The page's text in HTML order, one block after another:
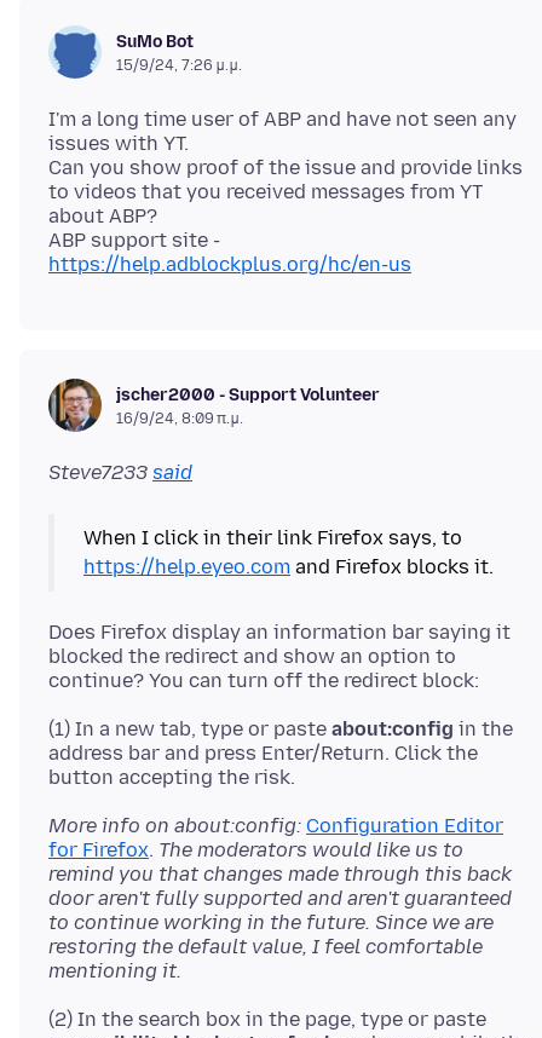
SuMo Bot
15/9/24, 7:26 μ.μ.
I'm a long time user of ABP and have not seen any
issues with YT.
Can you show proof of the issue and provide links
to videos that you received messages from YT
about ABP?
ABP support site -
https://help.adblockplus.org/hc/en-us
jscher2000 - Support Volunteer
16/9/24, 8:09 π.μ.
Steve7233 said
When I click in their link Firefox says, to
https://help.eyeo.com
Does Firefox display an information bar saying it
blocked the redirect and show an option to
(1) In a new tab, type or paste about:config in the
address bar and press Enter/Return. Click the
More info on about:config: Configuration Editor
for Firefox. The moderators would like us to
remind you that changes made through this back
door aren't fully supported and aren't guaranteed
to continue working in the future. Since we are
restoring the default value, I feel comfortable
mentioning it.
(2) In the search box in the page, type or paste